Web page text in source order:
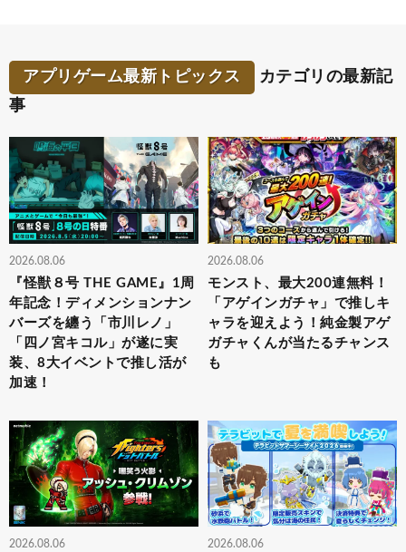
アプリゲーム最新トピックス
カテゴリの最新記
事
2026.08.06
『怪獣８号 THE GAME』1周
年記念！ディメンションナン
バーズを纏う「市川レノ」
「四ノ宮キコル」が遂に実
装、8大イベントで推し活が
加速！
2026.08.06
モンスト、最大200連無料！
「アゲインガチャ」で推しキ
ャラを迎えよう！純金製アゲ
ガチャくんが当たるチャンス
も
2026.08.06 2026.08.06